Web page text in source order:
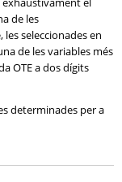
de les
les seleccionades en
de les variables més
OTE a dos dígits
determinades per a